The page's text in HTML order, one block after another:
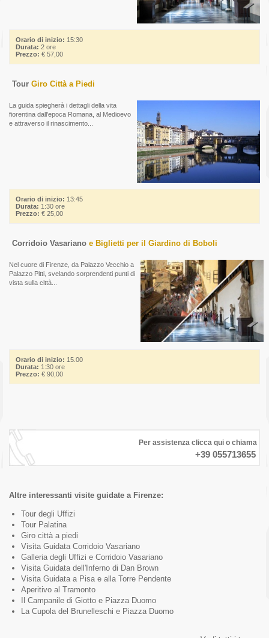
Orario di inizio: 15:30
Durata: 2 ore
Prezzo: € 57,00
Tour Giro Città a Piedi
La guida spiegherà i dettagli della vita
fiorentina dall'epoca Romana, al Medioevo
e attraverso il rinascimento...
Orario di inizio: 13:45
Durata: 1:30 ore
Prezzo: € 25,00
Corridoio Vasariano e Biglietti per il Giardino di Boboli
Nel cuore di Firenze, da Palazzo Vecchio a
Palazzo Pitti, svelando sorprendenti punti di
vista sulla città...
Orario di inizio: 15.00
Durata: 1:30 ore
Prezzo: € 90,00
Per assistenza clicca qui o chiama
+39 055713655
Altre interessanti visite guidate a Firenze:
Tour degli Uffizi
Tour Palatina
Giro città a piedi
Visita Guidata Corridoio Vasariano
Galleria degli Uffizi e Corridoio Vasariano
Visita Guidata dell'Inferno di Dan Brown
Visita Guidata a Pisa e alla Torre Pendente
Aperitivo al Tramonto
Il Campanile di Giotto e Piazza Duomo
La Cupola del Brunelleschi e Piazza Duomo